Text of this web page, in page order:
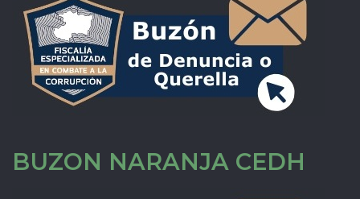
BUZON NARANJA CEDH